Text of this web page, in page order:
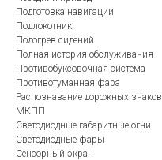
Подготовка навигации
Подлокотник
Подогрев сидений
Полная история обслуживания
Противобуксовочная система
Противотуманная фара
Распознавание дорожных знаков
МКПП
Светодиодные габаритные огни
Светодиодные фары
Сенсорный экран